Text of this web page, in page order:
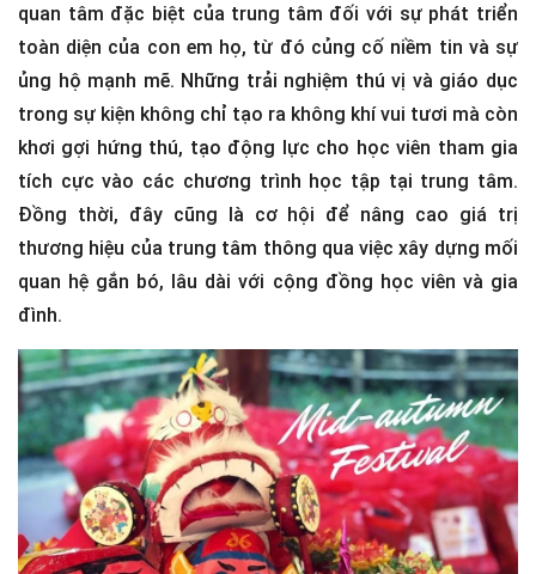
quan tâm đặc biệt của trung tâm đối với sự phát triển
toàn diện của con em họ, từ đó củng cố niềm tin và sự
ủng hộ mạnh mẽ. Những trải nghiệm thú vị và giáo dục
trong sự kiện không chỉ tạo ra không khí vui tươi mà còn
khơi gợi hứng thú, tạo động lực cho học viên tham gia
tích cực vào các chương trình học tập tại trung tâm.
Đồng thời, đây cũng là cơ hội để nâng cao giá trị
thương hiệu của trung tâm thông qua việc xây dựng mối
quan hệ gắn bó, lâu dài với cộng đồng học viên và gia
đình.